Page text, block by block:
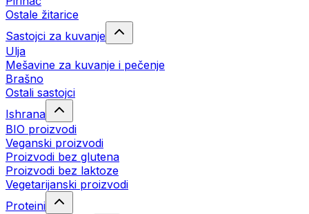
Ostale žitarice
Sastojci za kuvanje
Ulja
Mešavine za kuvanje i pečenje
Brašno
Ostali sastojci
Ishrana
BIO proizvodi
Veganski proizvodi
Proizvodi bez glutena
Proizvodi bez laktoze
Vegetarijanski proizvodi
Proteini